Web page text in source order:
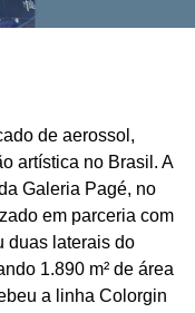
de aerossol,
artística no Brasil. A
Galeria Pagé, no
em parceria com
duas laterais do
1.890 m² de área
a linha Colorgin